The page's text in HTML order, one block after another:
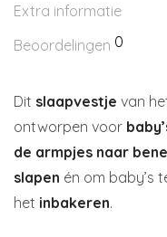
Extra informatie
Beoordelingen 0
Dit slaapvestje van
ontworpen voor
de armpjes naar
slapen én om baby’s
het inbakeren.